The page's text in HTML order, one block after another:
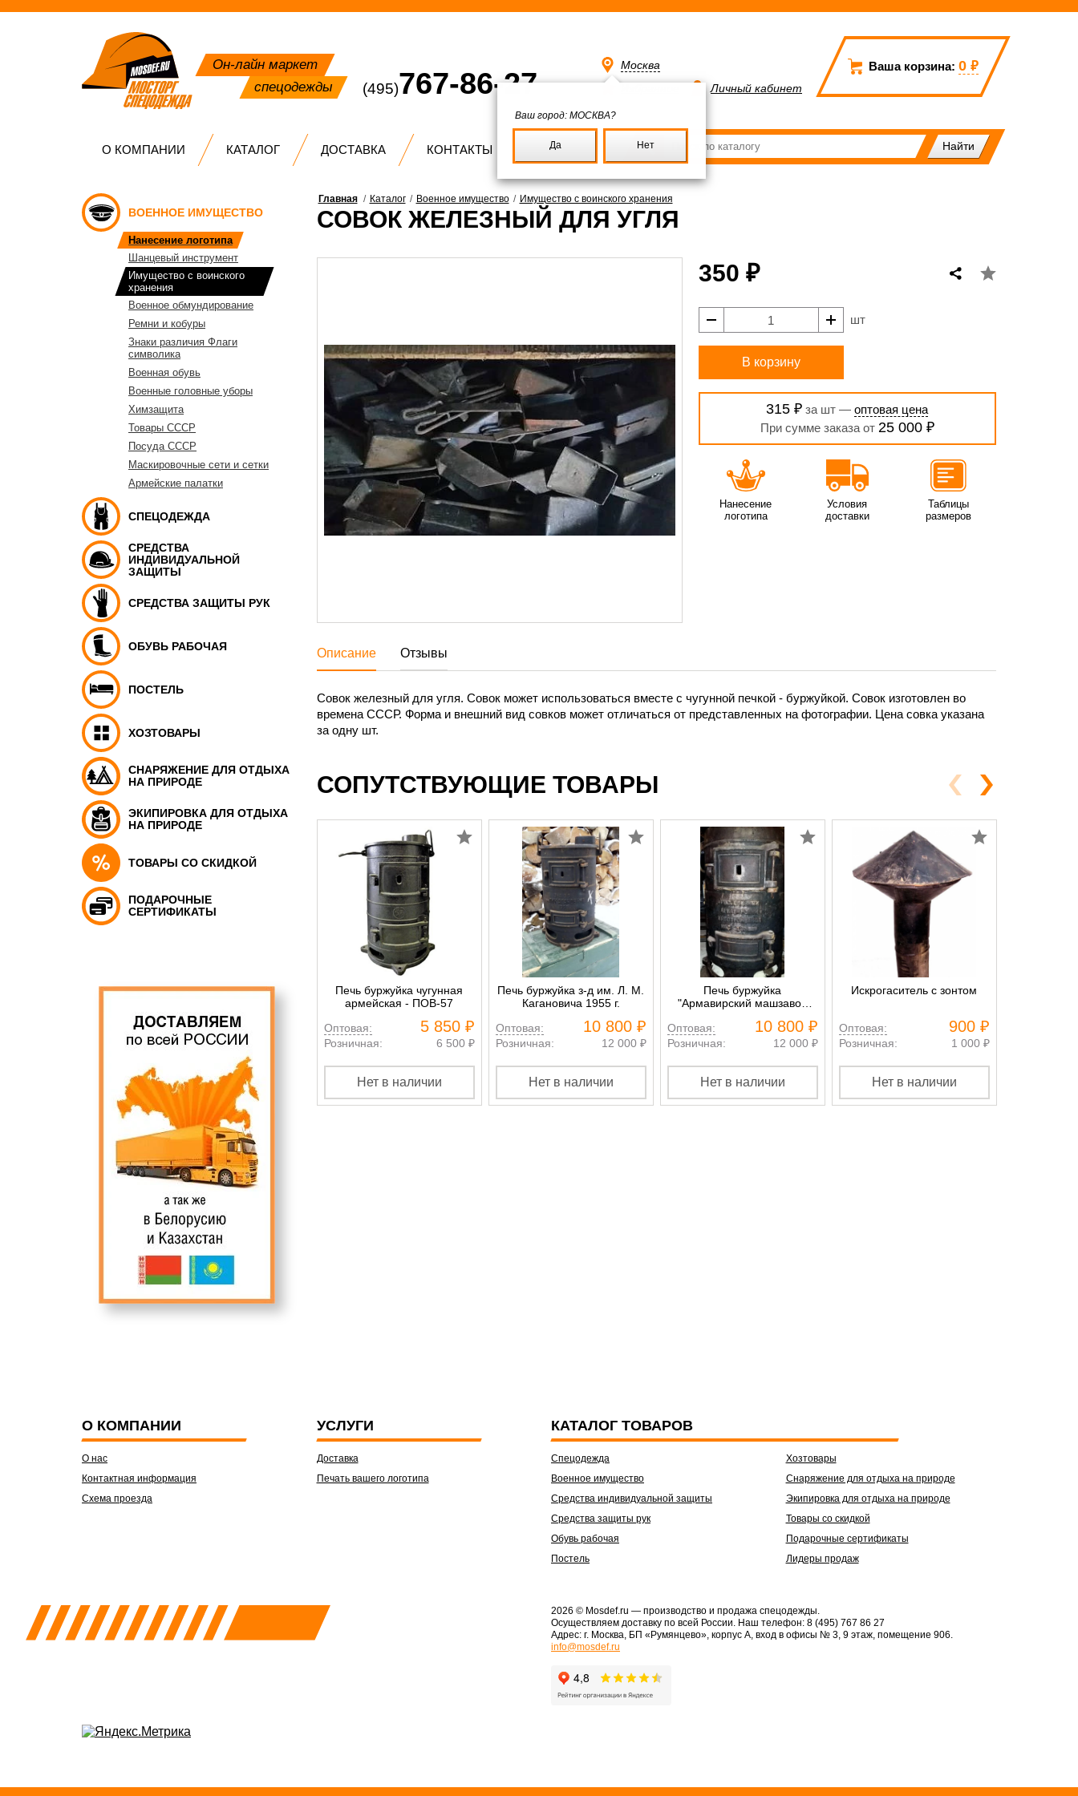
Он-лайн маркет
спецодежды
(495)767-86-27
Ваша корзина: 0 ₽
Москва
Ваш город: МОСКВА?
Да Нет
Личный кабинет
О КОМПАНИИ КАТАЛОГ ДОСТАВКА КОНТАКТЫ
ВОЕННОЕ ИМУЩЕСТВО
Нанесение логотипа
Шанцевый инструмент
Имущество с воинского
хранения
Военное обмундирование
Ремни и кобуры
Знаки различия Флаги
символика
Военная обувь
Военные головные уборы
Химзащита
Товары СССР
Посуда СССР
Маскировочные сети и сетки
Армейские палатки
СПЕЦОДЕЖДА
СРЕДСТВА
ИНДИВИДУАЛЬНОЙ
ЗАЩИТЫ
СРЕДСТВА ЗАЩИТЫ РУК
ОБУВЬ РАБОЧАЯ
ПОСТЕЛЬ
ХОЗТОВАРЫ
СНАРЯЖЕНИЕ ДЛЯ ОТДЫХА
НА ПРИРОДЕ
ЭКИПИРОВКА ДЛЯ ОТДЫХА
НА ПРИРОДЕ
ТОВАРЫ СО СКИДКОЙ
ПОДАРОЧНЫЕ
СЕРТИФИКАТЫ
Главная / Каталог / Военное имущество / Имущество с воинского хранения
СОВОК ЖЕЛЕЗНЫЙ ДЛЯ УГЛЯ
350 ₽
шт
В корзину
315 ₽ за шт —оптовая цена
При сумме заказа от 25 000 ₽
Описание Отзывы
Совок железный для угля. Совок может использоваться вместе с чугунной печкой - буржуйкой. Совок изготовлен во
времена СССР. Форма и внешний вид совков может отличаться от представленных на фотографии. Цена совка указана
за одну шт.
Нанесение
логотипа
Условия
доставки
Таблицы
размеров
СОПУТСТВУЮЩИЕ ТОВАРЫ
Печь буржуйка чугунная
армейская - ПОВ-57
Оптовая:
5 850 ₽
Розничная: 6 500 ₽
Нет в наличии
Печь буржуйка з-д им. Л. М.
Кагановича 1955 г.
Оптовая:
10 800 ₽
Розничная: 12 000 ₽
Нет в наличии
Печь буржуйка
"Армавирский машзавод
Оптовая:
10 800 ₽
Розничная: 12 000 ₽
Нет в наличии
Искрогаситель с зонтом
Оптовая: 900 ₽
Розничная: 1 000 ₽
Нет в наличии
О КОМПАНИИ
О нас
Контактная информация
Схема проезда
УСЛУГИ
Доставка
Печать вашего логотипа
КАТАЛОГ ТОВАРОВ
Спецодежда
Военное имущество
Средства индивидуальной защиты
Средства защиты рук
Обувь рабочая
Постель
Хозтовары
Снаряжение для отдыха на природе
Экипировка для отдыха на природе
Товары со скидкой
Подарочные сертификаты
Лидеры продаж
2026 © Mosdef.ru — производство и продажа спецодежды.
Осуществляем доставку по всей России. Наш телефон: 8 (495) 767 86 27
Адрес: г. Москва, БП «Румянцево», корпус А, вход в офисы № 3, 9 этаж, помещение 906.
info@mosdef.ru